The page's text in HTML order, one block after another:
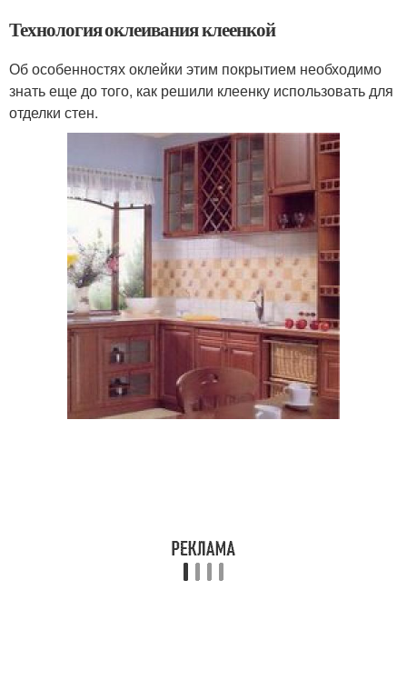
Технология оклеивания клеенкой
Об особенностях оклейки этим покрытием необходимо
знать еще до того, как решили клеенку использовать для
отделки стен.